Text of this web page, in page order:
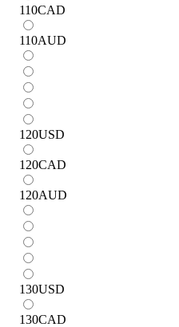
110CAD
110AUD
120USD
120CAD
120AUD
130USD
130CAD